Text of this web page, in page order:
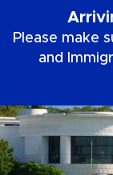
Please make
and